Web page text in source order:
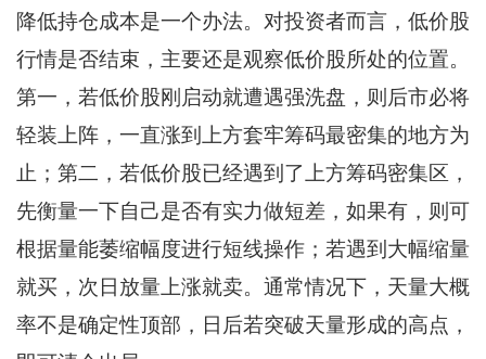
降低持仓成本是一个办法。对投资者而言，低价股
行情是否结束，主要还是观察低价股所处的位置。
第一，若低价股刚启动就遭遇强洗盘，则后市必将
轻装上阵，一直涨到上方套牢筹码最密集的地方为
止；第二，若低价股已经遇到了上方筹码密集区，
先衡量一下自己是否有实力做短差，如果有，则可
根据量能萎缩幅度进行短线操作；若遇到大幅缩量
就买，次日放量上涨就卖。通常情况下，天量大概
率不是确定性顶部，日后若突破天量形成的高点，